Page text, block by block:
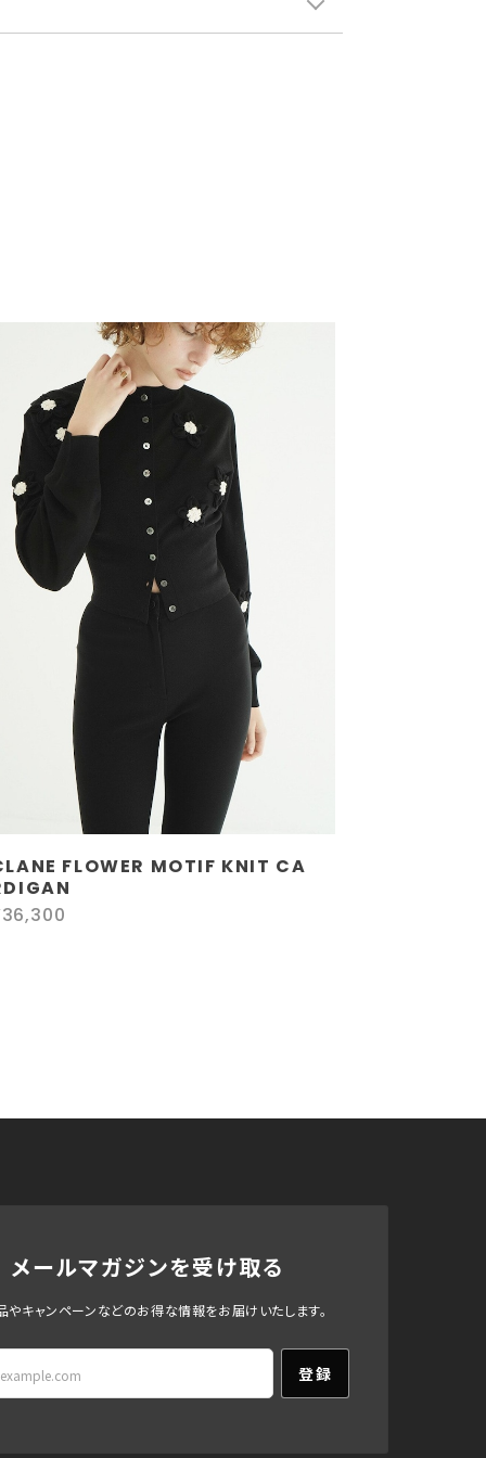
FLOWER MOTIF KNIT CA
メールマガジンを受け取る
やキャンペーンなどのお得な情報をお届けいたします。
登録